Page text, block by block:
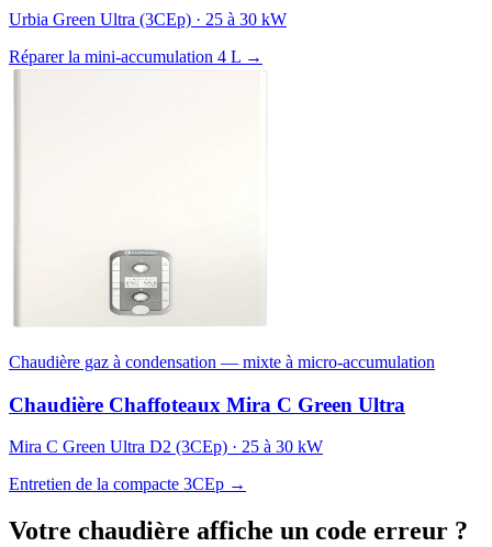
Urbia Green Ultra (3CEp) · 25 à 30 kW
Réparer la mini-accumulation 4 L →
Chaudière gaz à condensation — mixte à micro-accumulation
Chaudière Chaffoteaux Mira C Green Ultra
Mira C Green Ultra D2 (3CEp) · 25 à 30 kW
Entretien de la compacte 3CEp →
Votre chaudière affiche un code erreur ?